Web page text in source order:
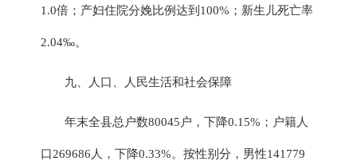
1.0倍；产妇住院分娩比例达到100%；新生儿死亡率
2.04‰。
九、人口 人民生活和社会保障
年末全县总户数80045 户 ， 下降0.15%；户籍人
口269686 人，下降0.33%。 按性别分，男性141779